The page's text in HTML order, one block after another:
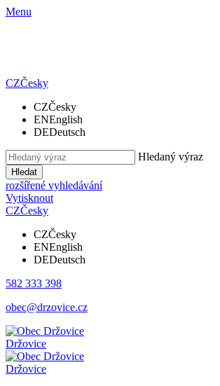
Menu
CZČesky
CZČesky
ENEnglish
DEDeutsch
Hledaný výraz
Hledat
rozšířené vyhledávání
Vytisknout
CZČesky
CZČesky
ENEnglish
DEDeutsch
582 333 398
obec@drzovice.cz
Držovice
Držovice